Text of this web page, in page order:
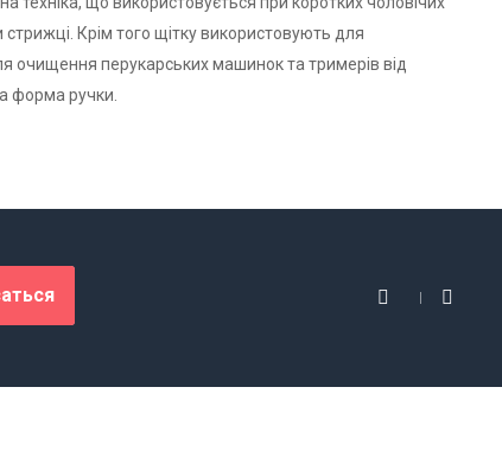
Крім того щітку використовують для
очищення перукарських машинок та тримерів від
форма ручки.